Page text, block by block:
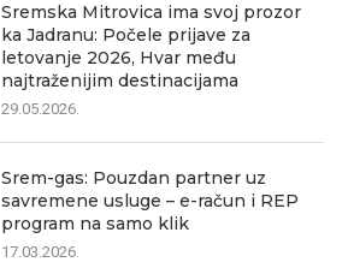
Sremska Mitrovica ima svoj prozor
ka Jadranu: Počele prijave za
letovanje 2026, Hvar među
najtraženijim destinacijama
29.05.2026.
Srem-gas: Pouzdan partner uz
savremene usluge – e-račun i REP
program na samo klik
17.03.2026.